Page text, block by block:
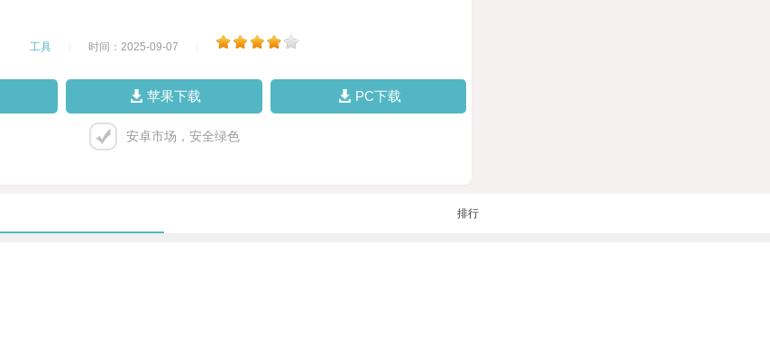
工具 时间：2025-09-07
苹果下载 PC下载
安卓市场，安全绿色
排行